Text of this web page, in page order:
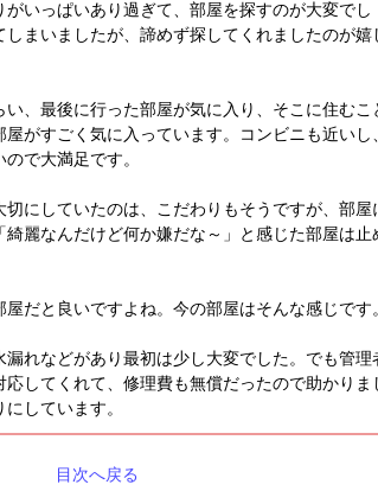
がいっぱいあり過ぎて、部屋を探すのが大変でし
まいましたが、諦めず探してくれましたのが嬉
、最後に行った部屋が気に入り、そこに住むこ
がすごく気に入っています。コンビニも近いし
で大満足です。
にしていたのは、こだわりもそうですが、部屋
綺麗なんだけど何か嫌だな～」と感じた部屋は止
だと良いですよね。今の部屋はそんな感じです
れなどがあり最初は少し大変でした。でも管理
してくれて、修理費も無償だったので助かりま
しています。
目次へ戻る